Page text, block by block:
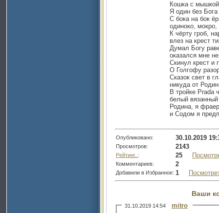
Кошка с
Я один без
С бока на бок
одиноко,
К чёрту гроб,
влез на крест
Думал Богу
оказался мне
Скинул крест и
О Голгофу
Сказок свет в
никуда от
В тройке Prada
белый
Родина, я
и Содом я
Опубликовано: 30.10.2019
Просмотров: 2143
Рейтинг.. : 25
Комментариев: 2
Добавили в Избранное: 1
Ваши
31.10.2019 14:54
mitro